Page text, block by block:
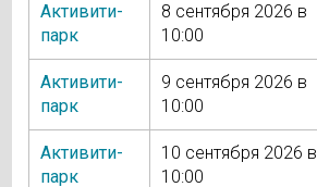
Активити-
парк
8 сентября 2026 в
10:00
Активити-
парк
9 сентября 2026 в
10:00
Активити-
парк
10 сентября 2026 в
10:00